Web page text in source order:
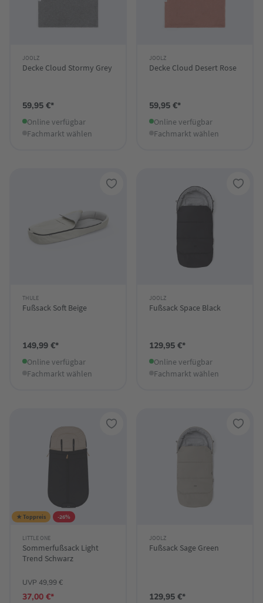
JOOLZ
Decke Cloud Stormy Grey
59,95 €*
Online verfügbar
Fachmarkt wählen
JOOLZ
Decke Cloud Desert Rose
59,95 €*
Online verfügbar
Fachmarkt wählen
THULE
Fußsack Soft Beige
149,99 €*
Online verfügbar
Fachmarkt wählen
JOOLZ
Fußsack Space Black
129,95 €*
Online verfügbar
Fachmarkt wählen
★ Toppreis -26%
LITTLE ONE
Sommerfußsack Light
Trend Schwarz
UVP 49,99 €
37,00 €*
JOOLZ
Fußsack Sage Green
129,95 €*